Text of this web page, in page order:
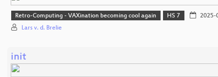
Retro-Computing - VAXination becoming cool again HS 7
2025-
Lars v. d. Brelie
init